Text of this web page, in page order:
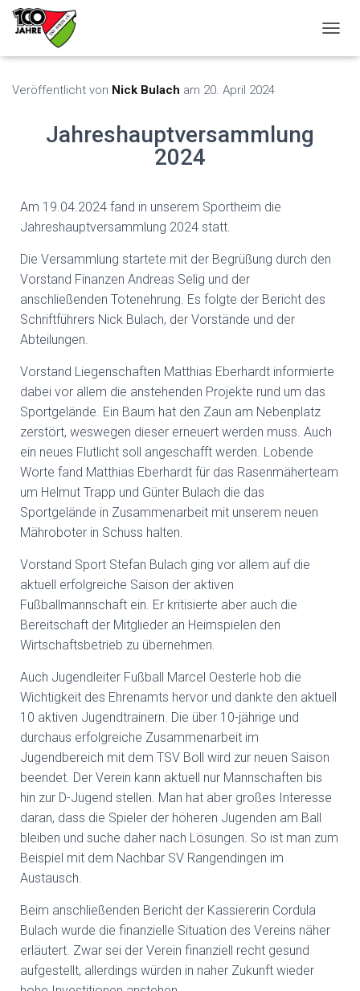
A
Veröffentlicht von Nick Bulach am 20. April 2024
Jahreshauptversammlung
2024
Am 19.04.2024 fand in unserem Sportheim die
Jahreshauptversammlung 2024 statt.
Die Versammlung startete mit der Begrüßung durch den
Vorstand Finanzen Andreas Selig und der
anschließenden Totenehrung. Es folgte der Bericht des
Schriftführers Nick Bulach, der Vorstände und der
Abteilungen.
Vorstand Liegenschaften Matthias Eberhardt informierte
dabei vor allem die anstehenden Projekte rund um das
Sportgelände. Ein Baum hat den Zaun am Nebenplatz
zerstört, weswegen dieser erneuert werden muss. Auch
ein neues Flutlicht soll angeschafft werden. Lobende
Worte fand Matthias Eberhardt für das Rasenmäherteam
um Helmut Trapp und Günter Bulach die das
Sportgelände in Zusammenarbeit mit unserem neuen
Mähroboter in Schuss halten.
Vorstand Sport Stefan Bulach ging vor allem auf die
aktuell erfolgreiche Saison der aktiven
Fußballmannschaft ein. Er kritisierte aber auch die
Bereitschaft der Mitglieder an Heimspielen den
Wirtschaftsbetrieb zu übernehmen.
Auch Jugendleiter Fußball Marcel Oesterle hob die
Wichtigkeit des Ehrenamts hervor und dankte den aktuell
10 aktiven Jugendtrainern. Die über 10-jährige und
durchaus erfolgreiche Zusammenarbeit im
Jugendbereich mit dem TSV Boll wird zur neuen Saison
beendet. Der Verein kann aktuell nur Mannschaften bis
hin zur D-Jugend stellen. Man hat aber großes Interesse
daran, dass die Spieler der höheren Jugenden am Ball
bleiben und suche daher nach Lösungen. So ist man zum
Beispiel mit dem Nachbar SV Rangendingen im
Austausch.
Beim anschließenden Bericht der Kassiererin Cordula
Bulach wurde die finanzielle Situation des Vereins näher
erläutert. Zwar sei der Verein finanziell recht gesund
aufgestellt, allerdings würden in naher Zukunft wieder